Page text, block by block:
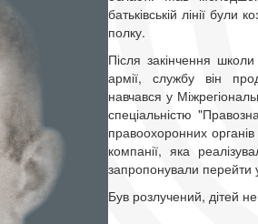
батьківській лінії були
полку.
Після закінчення
армії, службу він
навчався у
спеціальністю
правоохоронних
компанії, яка
запропонували перейти
Був розлучений, дітей